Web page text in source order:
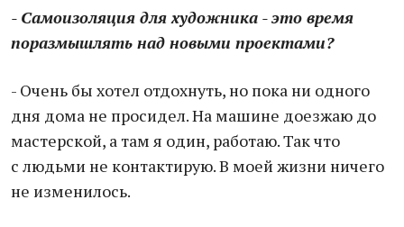
- Самоизоляция для художника - это время
поразмышлять над новыми проектами?
- Очень бы хотел отдохнуть, но пока ни одного
дня дома не просидел. На машине доезжаю до
мастерской, а там я один, работаю. Так что
с людьми не контактирую. В моей жизни ничего
не изменилось.